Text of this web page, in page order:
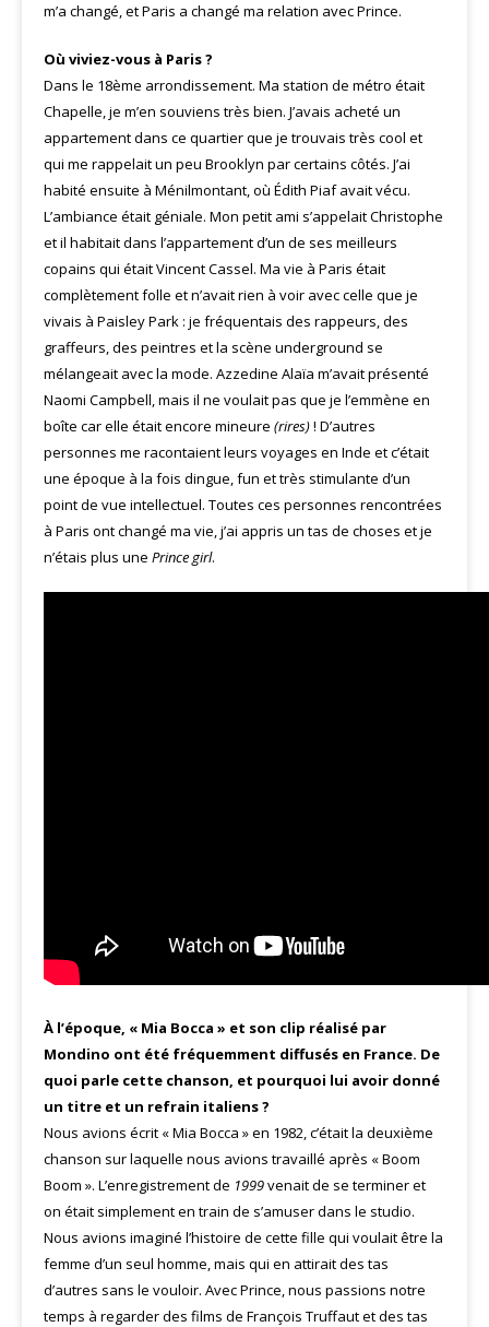
m’a changé, et Paris a changé ma relation avec Prince.
Où viviez-vous à Paris ?
Dans le 18ème arrondissement. Ma station de métro était
Chapelle, je m’en souviens très bien. J’avais acheté un
appartement dans ce quartier que je trouvais très cool et
qui me rappelait un peu Brooklyn par certains côtés. J’ai
habité ensuite à Ménilmontant, où Édith Piaf avait vécu.
L’ambiance était géniale. Mon petit ami s’appelait Christophe
et il habitait dans l’appartement d’un de ses meilleurs
copains qui était Vincent Cassel. Ma vie à Paris était
complètement folle et n’avait rien à voir avec celle que je
vivais à Paisley Park : je fréquentais des rappeurs, des
graffeurs, des peintres et la scène underground se
mélangeait avec la mode. Azzedine Alaïa m’avait présenté
Naomi Campbell, mais il ne voulait pas que je l’emmène en
boîte car elle était encore mineure (rires)! D’autres
personnes me racontaient leurs voyages en Inde et c’était
une époque à la fois dingue, fun et très stimulante d’un
point de vue intellectuel. Toutes ces personnes rencontrées
à Paris ont changé ma vie, j’ai appris un tas de choses et je
n’étais plus une Prince girl.
À l’époque, « Mia Bocca » et son clip réalisé par
Mondino ont été fréquemment diffusés en France. De
quoi parle cette chanson, et pourquoi lui avoir donné
un titre et un refrain italiens ?
Nous avions écrit « Mia Bocca » en 1982, c’était la deuxième
chanson sur laquelle nous avions travaillé après « Boom
Boom ». L’enregistrement de 1999venait de se terminer et
on était simplement en train de s’amuser dans le studio.
Nous avions imaginé l’histoire de cette fille qui voulait être la
femme d’un seul homme, mais qui en attirait des tas
d’autres sans le vouloir. Avec Prince, nous passions notre
temps à regarder des films de François Truffaut et des tas